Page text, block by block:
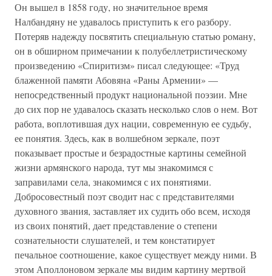
Он вышел в 1858 году, но значительное время
Налбандяну не удавалось приступить к его разбору.
Потеряв надежду посвятить специальную статью роману,
он в обширном примечании к полубеллетристическому
произведению «Спиритизм» писал следующее: «Труд
блаженной памяти Абовяна «Раны Армении» —
непосредственный продукт национальной поэзии. Мне
до сих пор не удавалось сказать несколько слов о нем. Вот
работа, воплотившая дух нации, современную ее судьбу,
ее понятия. Здесь, как в волшебном зеркале, поэт
показывает простые и безрадостные картины семейной
жизни армянского народа, тут мы знакомимся с
заправилами села, знакомимся с их понятиями.
Добросовестный поэт сводит нас с представителями
духовного звания, заставляет их судить обо всем, исходя
из своих понятий, дает представление о степени
сознательности слушателей, и тем констатирует
печальное соотношение, какое существует между ними. В
этом Аполлоновом зеркале мы видим картину мертвой